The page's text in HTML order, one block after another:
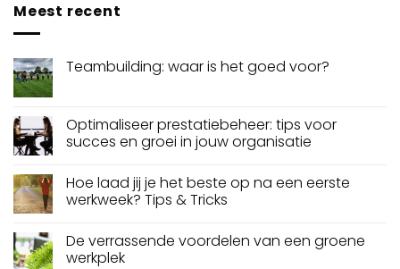
Meest recent
Teambuilding: waar is het goed voor?
Optimaliseer prestatiebeheer: tips voor
succes en groei in jouw organisatie
Hoe laad jij je het beste op na een eerste
werkweek? Tips & Tricks
De verrassende voordelen van een groene
werkplek